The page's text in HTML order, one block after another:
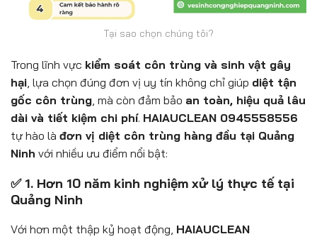
Tại sao chọn chúng tôi?
Trong lĩnh vực kiểm soát côn trùng và sinh vật gây
hại, lựa chọn đúng đơn vị uy tín không chỉ giúp diệt tận
gốc côn trùng, mà còn đảm bảo an toàn, hiệu quả lâu
dài và tiết kiệm chi phí. HAIAUCLEAN 0945558556
tự hào là đơn vị diệt côn trùng hàng đầu tại Quảng
Ninh với nhiều ưu điểm nổi bật:
✅ 1. Hơn 10 năm kinh nghiệm xử lý thực tế tại
Quảng Ninh
Với hơn một thập kỷ hoạt động, HAIAUCLEAN